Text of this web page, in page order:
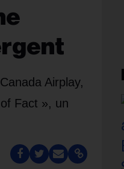
Airplay,
Fact », un